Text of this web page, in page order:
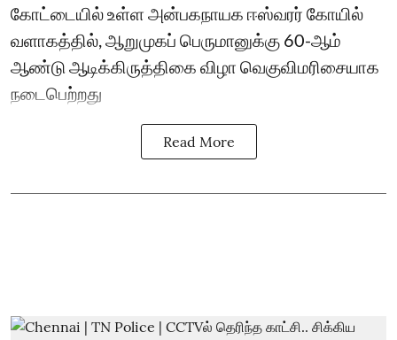
கோட்டையில் உள்ள அன்பகநாயக ஈஸ்வரர் கோயில்
வளாகத்தில், ஆறுமுகப் பெருமானுக்கு 60-ஆம்
ஆண்டு ஆடிக்கிருத்திகை விழா வெகுவிமரிசையாக
நடைபெற்றது
Read More